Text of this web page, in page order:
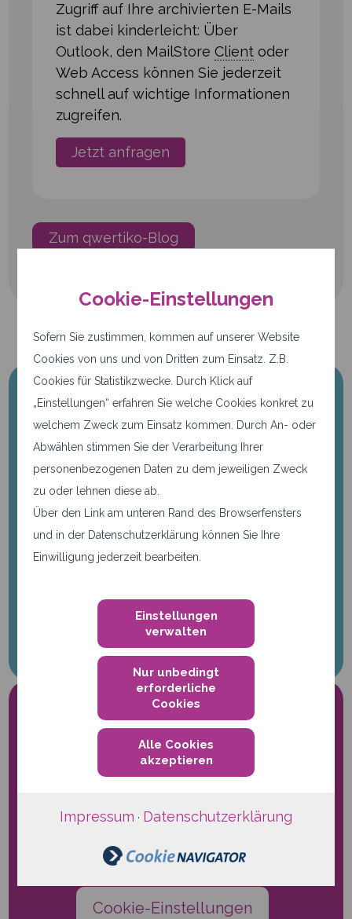
Cookie-Einstellungen
Sofern Sie zustimmen, kommen auf unserer Website
Cookies von uns und von Dritten zum Einsatz. Z.B.
Cookies für Statistikzwecke. Durch Klick auf
„Einstellungen“ erfahren Sie welche Cookies konkret zu
welchem Zweck zum Einsatz kommen. Durch An- oder
Abwählen stimmen Sie der Verarbeitung Ihrer
personenbezogenen Daten zu dem jeweiligen Zweck
zu oder lehnen diese ab.
Über den Link am unteren Rand des Browserfensters
und in der Datenschutzerklärung können Sie Ihre
Einwilligung jederzeit bearbeiten.
Einstellungen
verwalten
Nur unbedingt
erforderliche
Cookies
Alle Cookies
akzeptieren
Impressum · Datenschutzerklärung
Zugriff auf Ihre archivierten E⁠-⁠Mails
ist dabei kinderleicht: Über
Outlook, den MailStoreClient oder
Web Access können Sie jederzeit
schnell auf wichtige Informationen
zugreifen.
Jetzt anfragen
Zum qwertiko-Blog
Machen Sie mehr aus Ihrem
Business
mit den individuellen
Platform-as-a-Service Lösungen von
+49 721 66 24 999-0
Nur notwendige Cookies.
notwendige Cookies.
Cookie-Einstellungen